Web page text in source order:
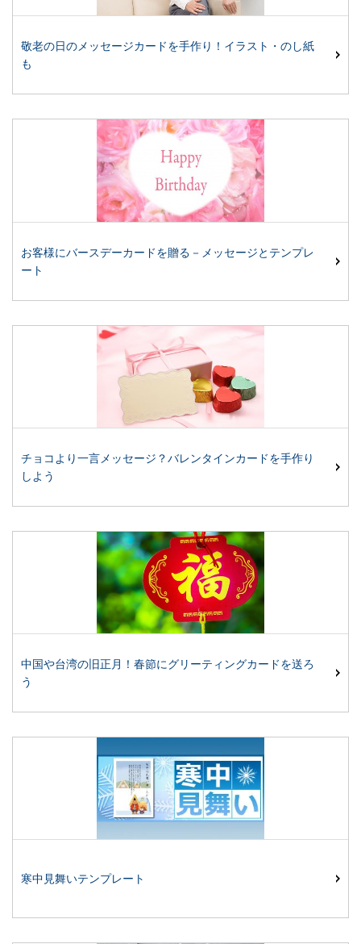
敬老の日のメッセージカードを手作り！イラスト・のし紙
も
お客様にバースデーカードを贈る－メッセージとテンプレ
ート
チョコより一言メッセージ？バレンタインカードを手作り
しよう
中国や台湾の旧正月！春節にグリーティングカードを送ろ
う
寒中見舞いテンプレート